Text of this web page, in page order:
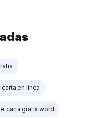
en línea
carta gratis word